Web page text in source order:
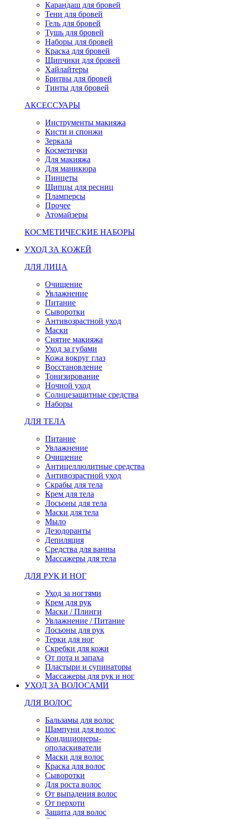
Карандаш для бровей
Тени для бровей
Гель для бровей
Тушь для бровей
Наборы для бровей
Краска для бровей
Щипчики для бровей
Хайлайтеры
Бритвы для бровей
Тинты для бровей
АКСЕССУАРЫ
Инструменты макияжа
Кисти и спонжи
Зеркала
Косметички
Для макияжа
Для маникюра
Пинцеты
Щипцы для ресниц
Пламперсы
Прочее
Атомайзеры
КОСМЕТИЧЕСКИЕ НАБОРЫ
УХОД ЗА КОЖЕЙ
ДЛЯ ЛИЦА
Очищение
Увлажнение
Питание
Сыворотки
Антивозрастной уход
Маски
Снятие макияжа
Уход за губами
Кожа вокруг глаз
Восстановление
Тонизирование
Ночной уход
Солнцезащитные средства
Наборы
ДЛЯ ТЕЛА
Питание
Увлажнение
Очищение
Антицеллюлитные средства
Антивозрастной уход
Скрабы для тела
Крем для тела
Лосьоны для тела
Маски для тела
Мыло
Дезодоранты
Депиляция
Средства для ванны
Массажеры для тела
ДЛЯ РУК И НОГ
Уход за ногтями
Крем для рук
Маски / Плинги
Увлажнение / Питание
Лосьоны для рук
Терки для ног
Скребки для кожи
От пота и запаха
Пластыри и супинаторы
Массажеры для рук и ног
УХОД ЗА ВОЛОСАМИ
ДЛЯ ВОЛОС
Бальзамы для волос
Шампуни для волос
Кондиционеры-
ополаскиватели
Маски для волос
Краска для волос
Сыворотки
Для роста волос
От выпадения волос
От перхоти
Защита для волос